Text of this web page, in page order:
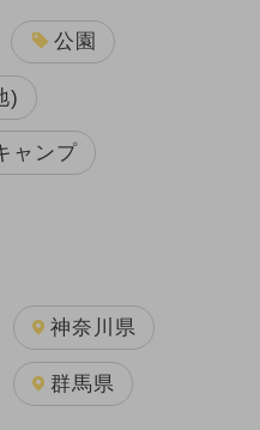
公園
)
ャンプ
神奈川県
群馬県